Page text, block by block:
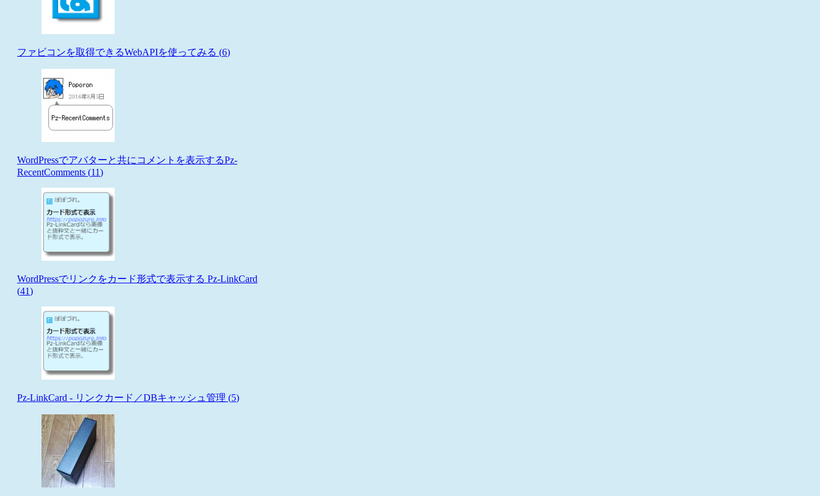
ファビコンを取得できるWebAPIを使ってみる (6)
WordPressでアバターと共にコメントを表示するPz-
RecentComments (11)
WordPressでリンクをカード形式で表示する Pz-LinkCard
(41)
Pz-LinkCard - リンクカード／DBキャッシュ管理 (5)